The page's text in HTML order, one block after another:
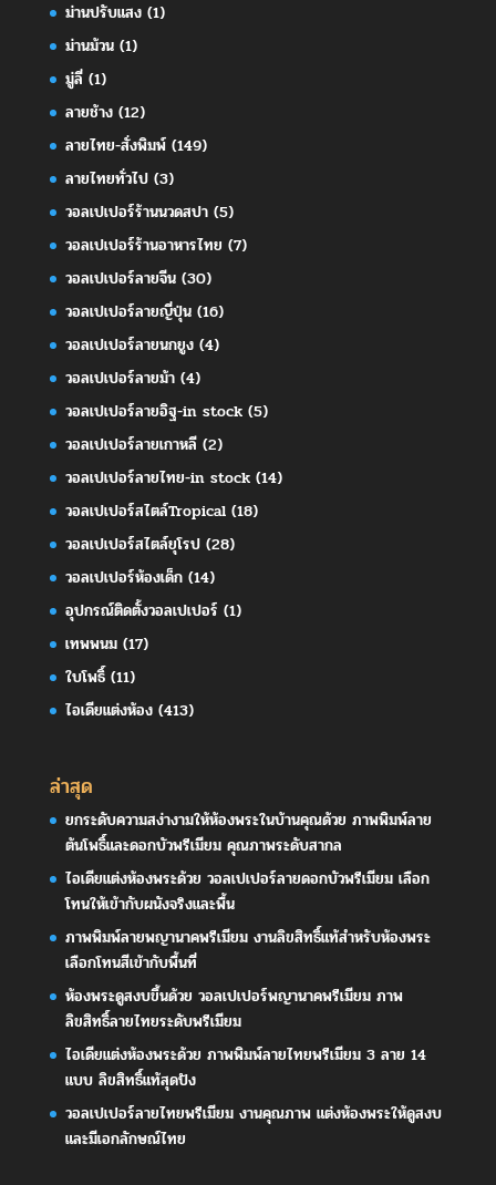
ม่านปรับแสง(1)
ม่านม้วน(1)
มู่ลี่(1)
ลายช้าง(12)
ลายไทย-สั่งพิมพ์(149)
ลายไทยทั่วไป(3)
วอลเปเปอร์ร้านนวดสปา(5)
วอลเปเปอร์ร้านอาหารไทย (7)
วอลเปเปอร์ลายจีน(30)
วอลเปเปอร์ลายญี่ปุ่น(16)
วอลเปเปอร์ลายนกยูง(4)
วอลเปเปอร์ลายม้า(4)
วอลเปเปอร์ลายอิฐ-in stock(5)
วอลเปเปอร์ลายเกาหลี(2)
วอลเปเปอร์ลายไทย-in stock(14)
วอลเปเปอร์สไตล์Tropical(18)
วอลเปเปอร์สไตล์ยุโรป(28)
วอลเปเปอร์ห้องเด็ก(14)
อุปกรณ์ติดตั้งวอลเปเปอร์ (1)
เทพพนม(17)
ใบโพธิ์(11)
ไอเดียแต่งห้อง(413)
ล่าสุด
ยกระดับความสง่างามให้ห้องพระในบ้านคุณด้วย ภาพพิมพ์ลาย
ต้นโพธิ์และดอกบัวพรีเมียม คุณภาพระดับสากล
ไอเดียแต่งห้องพระด้วย วอลเปเปอร์ลายดอกบัวพรีเมียม เลือก
โทนให้เข้ากับผนังจริงและพื้น
ภาพพิมพ์ลายพญานาคพรีเมียม งานลิขสิทธิ์แท้สำหรับห้องพระ
เลือกโทนสีเข้ากับพื้นที่
ห้องพระดูสงบขึ้นด้วย วอลเปเปอร์พญานาคพรีเมียม ภาพ
ลิขสิทธิ์ลายไทยระดับพรีเมียม
ไอเดียแต่งห้องพระด้วย ภาพพิมพ์ลายไทยพรีเมียม 3 ลาย 14
แบบ ลิขสิทธิ์แท้สุดปัง
วอลเปเปอร์ลายไทยพรีเมียม งานคุณภาพ แต่งห้องพระให้ดูสงบ
และมีเอกลักษณ์ไทย